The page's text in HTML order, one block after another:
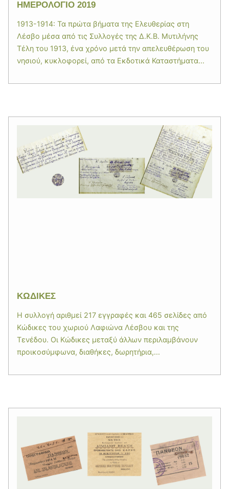
ΗΜΕΡΟΛΟΓΙΟ 2019
1913-1914: Τα πρώτα βήματα της Ελευθερίας στη
Λέσβο μέσα από τις Συλλογές της Δ.Κ.Β. Μυτιλήνης
Τέλη του 1913, ένα χρόνο μετά την απελευθέρωση του
νησιού, κυκλοφορεί, από τα Εκδοτικά Καταστήματα...
ΚΩΔΙΚΕΣ
Η συλλογή αριθμεί 217 εγγραφές και 465 σελίδες από
Κώδικες του χωριού Λαφιώνα Λέσβου και της
Τενέδου. Οι Κώδικες μεταξύ άλλων περιλαμβάνουν
προικοσύμφωνα, διαθήκες, δωρητήρια,...